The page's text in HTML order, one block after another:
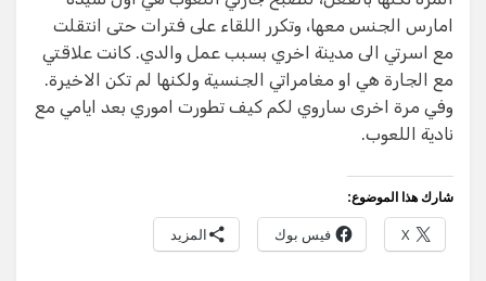
امارس الجنس معها، وتكرر اللقاء على فترات حتى انتقلت
مع اسرتي الى مدينة اخري بسبب عمل والدي. كانت علاقتي
مع الجارة هي او مغامراتي الجنسية ولكنها لم تكن الاخيرة.
وفي مرة اخرى ساروي لكم كيف تطورت اموري بعد ايامي مع
نادية اللعوب.
شارك هذا الموضوع:
X فيس بوك المزيد